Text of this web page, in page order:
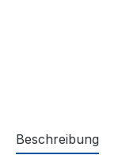
Beschreibung